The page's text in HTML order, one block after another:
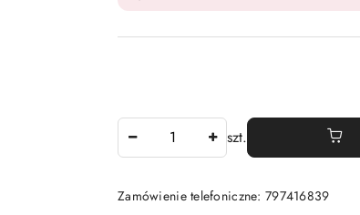
szt.
Zamówienie telefoniczne: 797416839